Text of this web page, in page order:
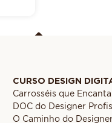
CURSO DESIGN
Carrosséis que
DOC do Designer
O Caminho do